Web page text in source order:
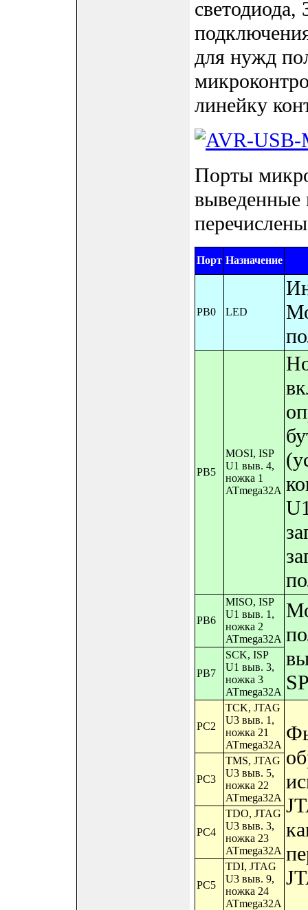
светодиода,
для нужд
линейку
Порты
выведенные
Порт Назначение
PB0 LED
PB5
MOSI, ISP
U1 выв. 4,
ножка 1
ATmega32A
PB6
MISO, ISP
U1 выв. 1,
ножка 2
ATmega32A
PB7
SCK, ISP
U1 выв. 3,
ножка 3
ATmega32A
PC2
TCK, JTAG
U3 выв. 1,
ножка 21
ATmega32A
PC3
TMS, JTAG
U3 выв. 5,
ножка 22
ATmega32A
PC4
TDO, JTAG
U3 выв. 3,
ножка 23
ATmega32A
PC5
TDI, JTAG
U3 выв. 9,
ножка 24
ATmega32A